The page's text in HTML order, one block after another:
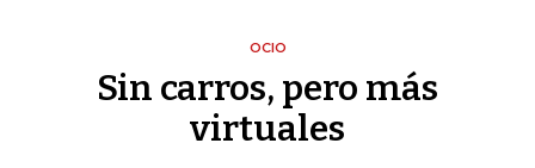
OCIO
Sin carros, pero más
virtuales